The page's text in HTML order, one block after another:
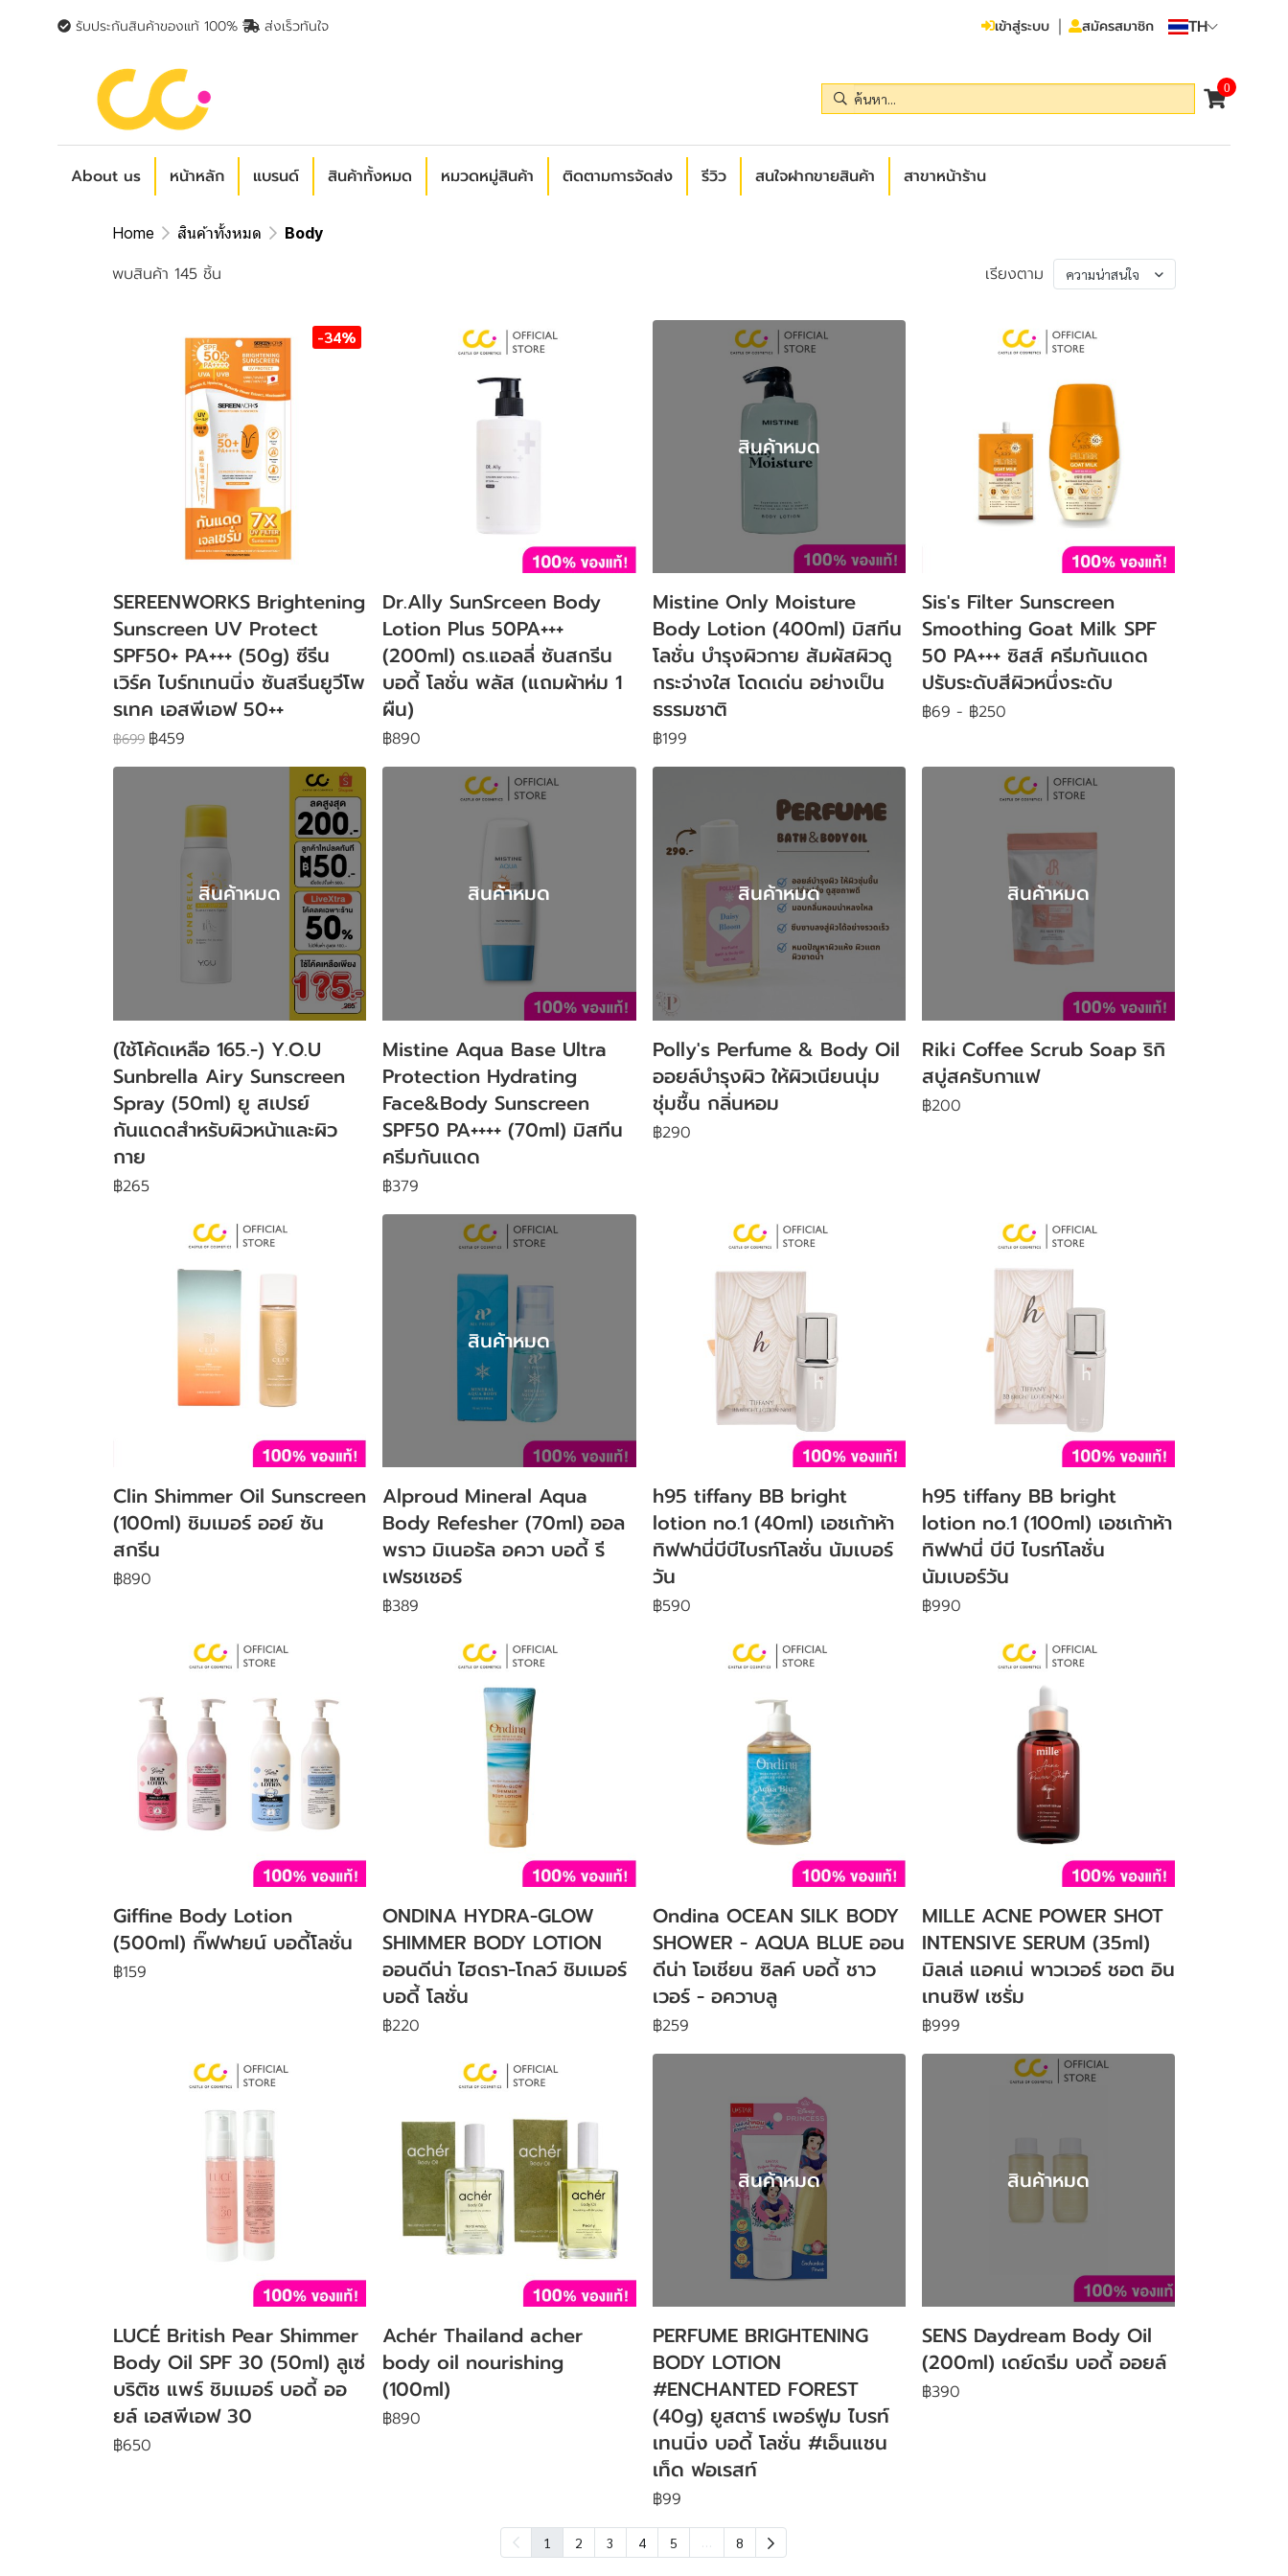
รับประกันสินค้าของแท้ 100% ส่งเร็วทันใจ เข้าสู่ระบบ สมัครสมาชิก TH
0
About us หน้าหลัก แบรนด์ สินค้าทั้งหมด หมวดหมู่สินค้า ติดตามการจัดส่ง รีวิว สนใจฝากขายสินค้า สาขาหน้าร้าน
Home สินค้าทั้งหมด Body
พบสินค้า 145 ชิ้น เรียงตาม ความน่าสนใจ
-34%
SEREENWORKS Brightening
Sunscreen UV Protect
SPF50+ PA+++ (50g) ซีรีน
เวิร์ค ไบร์ทเทนนิ่ง ซันสรีนยูวีโพ
รเทค เอสพีเอฟ 50++
฿699 ฿459
Dr.Ally SunSrceen Body
Lotion Plus 50PA+++
(200ml) ดร.แอลลี่ ซันสกรีน
บอดี้ โลชั่น พลัส (แถมผ้าห่ม 1
ผืน)
฿890
สินค้าหมด
Mistine Only Moisture
Body Lotion (400ml) มิสทีน
โลชั่น บำรุงผิวกาย สัมผัสผิวดู
กระจ่างใส โดดเด่น อย่างเป็น
ธรรมชาติ
฿199
Sis's Filter Sunscreen
Smoothing Goat Milk SPF
50 PA+++ ซิสส์ ครีมกันแดด
ปรับระดับสีผิวหนึ่งระดับ
฿69 - ฿250
สินค้าหมด
(ใช้โค้ดเหลือ 165.-) Y.O.U
Sunbrella Airy Sunscreen
Spray (50ml) ยู สเปรย์
กันแดดสำหรับผิวหน้าและผิว
กาย
฿265
สินค้าหมด
Mistine Aqua Base Ultra
Protection Hydrating
Face&Body Sunscreen
SPF50 PA++++ (70ml) มิสทีน
ครีมกันแดด
฿379
สินค้าหมด
Polly's Perfume & Body Oil
ออยล์บำรุงผิว ให้ผิวเนียนนุ่ม
ชุ่มชื้น กลิ่นหอม
฿290
สินค้าหมด
Riki Coffee Scrub Soap ริกิ
สบู่สครับกาแฟ
฿200
Clin Shimmer Oil Sunscreen
(100ml) ชิมเมอร์ ออย์ ซัน
สกรีน
฿890
สินค้าหมด
Alproud Mineral Aqua
Body Refesher (70ml) ออล
พราว มิเนอรัล อควา บอดี้ รี
เฟรชเชอร์
฿389
h95 tiffany BB bright
lotion no.1 (40ml) เอชเก้าห้า
ทิฟฟานี่บีบีไบรท์โลชั่น นัมเบอร์
วัน
฿590
h95 tiffany BB bright
lotion no.1 (100ml) เอชเก้าห้า
ทิฟฟานี่ บีบี ไบรท์โลชั่น
นัมเบอร์วัน
฿990
Giffine Body Lotion
(500ml) กิ๊ฟฟายน์ บอดี้โลชั่น
฿159
ONDINA HYDRA-GLOW
SHIMMER BODY LOTION
ออนดีน่า ไฮดรา-โกลว์ ชิมเมอร์
บอดี้ โลชั่น
฿220
Ondina OCEAN SILK BODY
SHOWER - AQUA BLUE ออน
ดีน่า โอเชียน ซิลค์ บอดี้ ชาว
เวอร์ - อควาบลู
฿259
MILLE ACNE POWER SHOT
INTENSIVE SERUM (35ml)
มิลเล่ แอคเน่ พาวเวอร์ ชอต อิน
เทนซิฟ เซรั่ม
฿999
LUCÉ British Pear Shimmer
Body Oil SPF 30 (50ml) ลูเซ่
บริติช แพร์ ชิมเมอร์ บอดี้ ออ
ยล์ เอสพีเอฟ 30
฿650
Achér Thailand acher
body oil nourishing
(100ml)
฿890
สินค้าหมด
PERFUME BRIGHTENING
BODY LOTION
#ENCHANTED FOREST
(40g) ยูสตาร์ เพอร์ฟูม ไบรท์
เทนนิ่ง บอดี้ โลชั่น #เอ็นแชน
เท็ด ฟอเรสท์
฿99
สินค้าหมด
SENS Daydream Body Oil
(200ml) เดย์ดรีม บอดี้ ออยล์
฿390
1 2 3 4 5 8